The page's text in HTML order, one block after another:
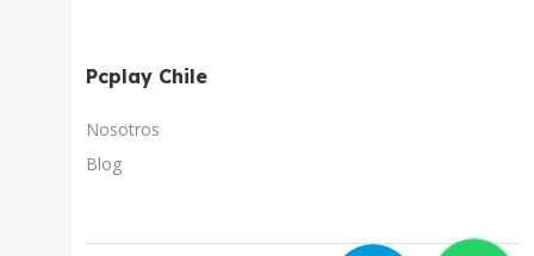
Pcplay Chile
Nosotros
Blog
PCPlay Osorno